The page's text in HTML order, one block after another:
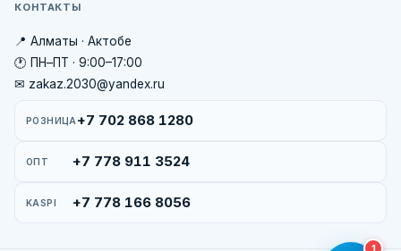
КОНТАКТЫ
📍 Алматы · Актобе
🕐 ПН–ПТ · 9:00–17:00
✉ zakaz.2030@yandex.ru
РОЗНИЦА +7 702 868 1280
ОПТ +7 778 911 3524
KASPI +7 778 166 8056
1